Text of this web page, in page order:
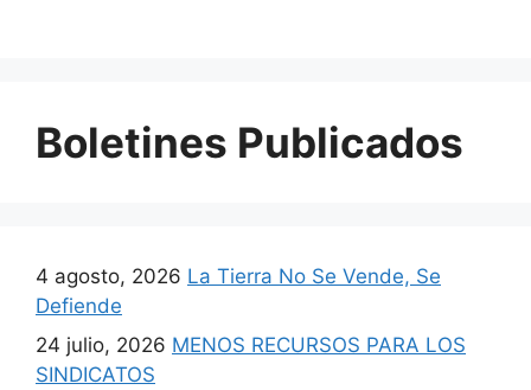
Boletines Publicados
4 agosto, 2026 La Tierra No Se Vende, Se
Defiende
24 julio, 2026 MENOS RECURSOS PARA LOS
SINDICATOS